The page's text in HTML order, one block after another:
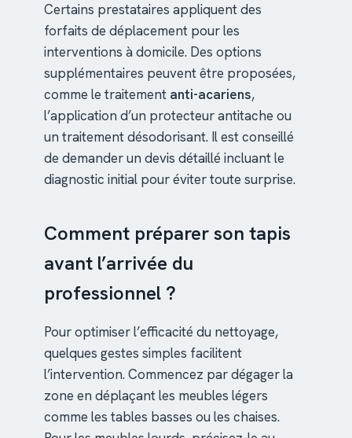
Certains prestataires appliquent des
forfaits de déplacement pour les
interventions à domicile. Des options
supplémentaires peuvent être proposées,
comme le traitement anti-acariens,
l’application d’un protecteur antitache ou
un traitement désodorisant. Il est conseillé
de demander un devis détaillé incluant le
diagnostic initial pour éviter toute surprise.
Comment préparer son tapis
avant l’arrivée du
professionnel ?
Pour optimiser l’efficacité du nettoyage,
quelques gestes simples facilitent
l’intervention. Commencez par dégager la
zone en déplaçant les meubles légers
comme les tables basses ou les chaises.